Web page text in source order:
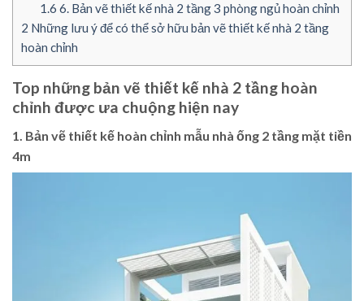
1.6 6. Bản vẽ thiết kế nhà 2 tầng 3 phòng ngủ hoàn chỉnh
2 Những lưu ý để có thể sở hữu bản vẽ thiết kế nhà 2 tầng
hoàn chỉnh
Top những bản vẽ thiết kế nhà 2 tầng hoàn
chỉnh được ưa chuộng hiện nay
1. Bản vẽ thiết kế hoàn chỉnh mẫu nhà ống 2 tầng mặt tiền
4m